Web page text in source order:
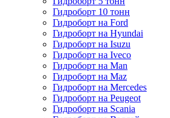
Гидроборт 10 тонн
Гидроборт на Ford
Гидроборт на Hyundai
Гидроборт на Isuzu
Гидроборт на Iveco
Гидроборт на Man
Гидроборт на Maz
Гидроборт на Mercedes
Гидроборт на Peugeot
Гидроборт на Scania